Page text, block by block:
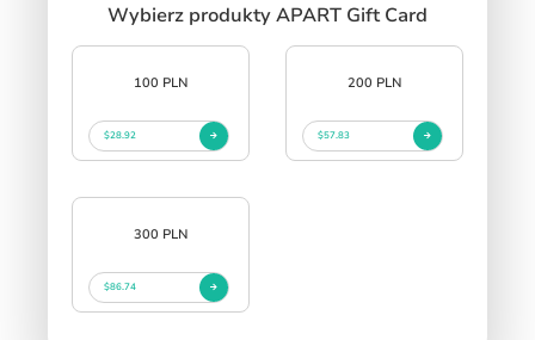
Wybierz produkty APART Gift Card
100 PLN
$28.92
200 PLN
$57.83
300 PLN
$86.74